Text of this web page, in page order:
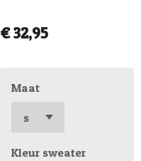
€ 32,95
Maat
Kleur sweater